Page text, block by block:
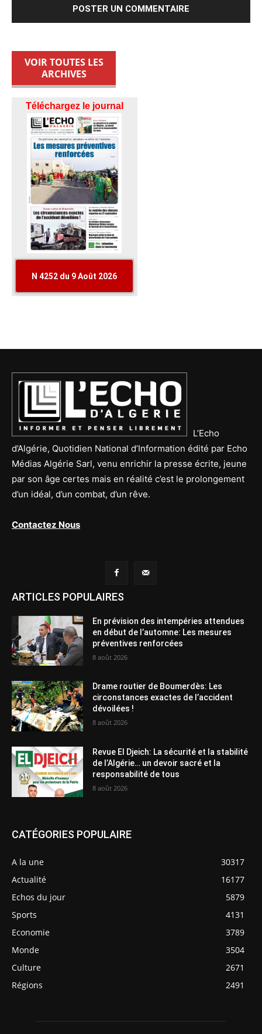
VOIR TOUTES LES
ARCHIVES
L’Echo
d’Algérie, Quotidien National d’Information édité par Echo
Médias Algérie Sarl, venu enrichir la presse écrite, jeune
par son âge certes mais en réalité c’est le prolongement
d’un idéal, d’un combat, d’un rêve.
Contactez Nous
ARTICLES POPULAIRES
En prévision des intempéries attendues
en début de l’automne: Les mesures
préventives renforcées
8 août 2026
Drame routier de Boumerdès: Les
circonstances exactes de l’accident
dévoilées !
8 août 2026
Revue El Djeich: La sécurité et la stabilité
de l’Algérie… un devoir sacré et la
responsabilité de tous
8 août 2026
CATÉGORIES POPULAIRE
A la une
30317
Actualité
16177
Echos du jour
5879
Sports
4131
Economie
3789
Monde
3504
Culture
2671
Régions
2491